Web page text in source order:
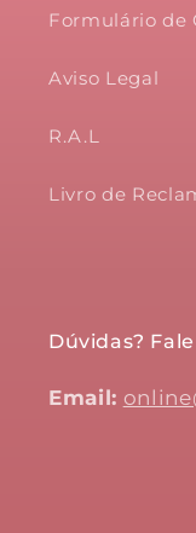
Formulário de
Aviso Legal
R.A.L
Livro de
Dúvidas?
Email: